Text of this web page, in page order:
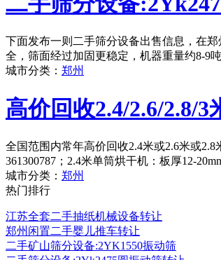
下面发布一则二手筛分设备出售信息，在
全，筛面经过加固更稳定，机器重量约8-9
城市分类： 郑州
高价回收2.4/2.6/2.8/3
全国范围内常年高价回收2.4米或2.6米或
361300787；2.4米单筒烘干机：板厚12-
城市分类： 郑州
热门排行
江苏全套二手抽纸机械设备转让
郑州闲置二手婴儿推车转让
二手矿山筛分设备:2YK1550振动筛